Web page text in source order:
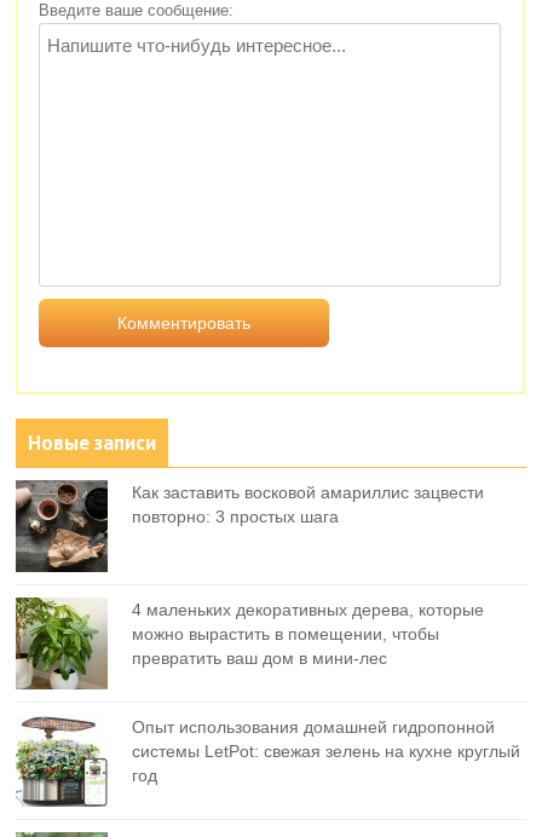
Введите ваше сообщение:
Новые записи
Как заставить восковой амариллис зацвести
повторно: 3 простых шага
4 маленьких декоративных дерева, которые
можно вырастить в помещении, чтобы
превратить ваш дом в мини-лес
Опыт использования домашней гидропонной
системы LetPot: свежая зелень на кухне круглый
год